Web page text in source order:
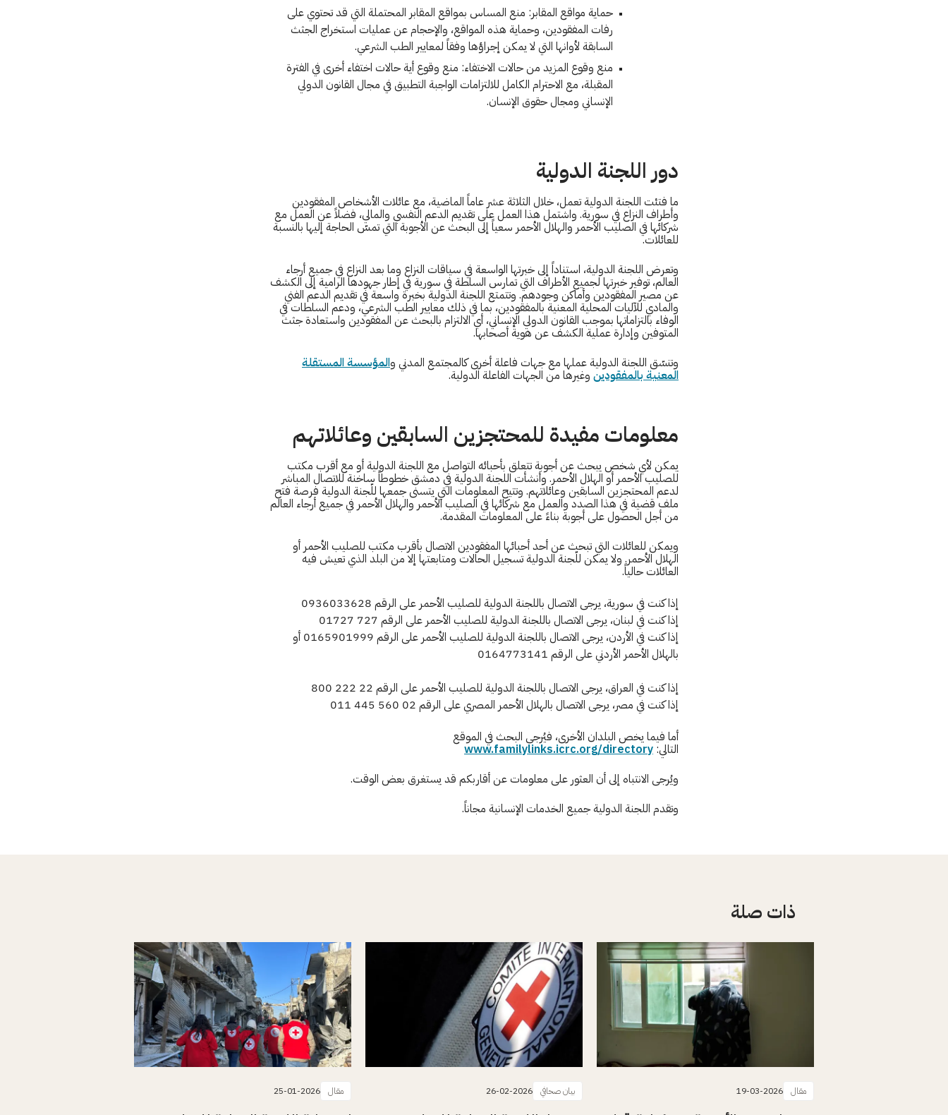
حماية مواقع المقابر: منع المساس بمواقع المقابر المحتملة التي قد تحتوي على
رفات المفقودين، وحماية هذه المواقع، والإحجام عن عمليات استخراج الجثث
السابقة لأوانها التي لا يمكن إجراؤها وفقاً لمعايير الطب الشرعي.
منع وقوع المزيد من حالات الاختفاء: منع وقوع أية حالات اختفاء أخرى في الفترة
المقبلة، مع الاحترام الكامل للالتزامات الواجبة التطبيق في مجال القانون الدولي
الإنساني ومجال حقوق الإنسان.
دور اللجنة الدولية
ما فتئت اللجنة الدولية تعمل، خلال الثلاثة عشر عاماً الماضية، مع عائلات الأشخاص المفقودين
وأطراف النزاع في سورية. واشتمل هذا العمل على تقديم الدعم النفسي والمالي، فضلاً عن العمل مع
شركائها في الصليب الأحمر والهلال الأحمر سعياً إلى البحث عن الأجوبة التي تمسّ الحاجة إليها بالنسبة
للعائلات.
وتعرض اللجنة الدولية، استناداً إلى خبرتها الواسعة في سياقات النزاع وما بعد النزاع في جميع أرجاء
العالم، توفير خبرتها لجميع الأطراف التي تمارس السلطة في سورية في إطار جهودها الرامية إلى الكشف
عن مصير المفقودين وأماكن وجودهم. وتتمتع اللجنة الدولية بخبرة واسعة في تقديم الدعم الفني
والمادي للآليات المحلية المعنية بالمفقودين، بما في ذلك معايير الطب الشرعي، ودعم السلطات في
الوفاء بالتزاماتها بموجب القانون الدولي الإنساني، أي الالتزام بالبحث عن المفقودين واستعادة جثث
المتوفين وإدارة عملية الكشف عن هوية أصحابها.
وتنسّق اللجنة الدولية عملها مع جهات فاعلة أخرى كالمجتمع المدني والمؤسسة المستقلة
المعنية بالمفقودين وغيرها من الجهات الفاعلة الدولية.
معلومات مفيدة للمحتجزين السابقين وعائلاتهم
يمكن لأي شخص يبحث عن أجوبة تتعلق بأحبائه التواصل مع اللجنة الدولية أو مع أقرب مكتب
للصليب الأحمر أو الهلال الأحمر. وأنشأت اللجنة الدولية في دمشق خطوطاً ساخنة للاتصال المباشر
لدعم المحتجزين السابقين وعائلاتهم. وتتيح المعلومات التي يتسنى جمعها للّجنة الدولية فرصة فتح
ملف قضية في هذا الصدد والعمل مع شركائها في الصليب الأحمر والهلال الأحمر في جميع أرجاء العالم
من أجل الحصول على أجوبة بناءً على المعلومات المقدمة.
ويمكن للعائلات التي تبحث عن أحد أحبائها المفقودين الاتصال بأقرب مكتب للصليب الأحمر أو
الهلال الأحمر. ولا يمكن للّجنة الدولية تسجيل الحالات ومتابعتها إلا من البلد الذي تعيش فيه
العائلات حالياً.
إذا كنت في سورية، يرجى الاتصال باللجنة الدولية للصليب الأحمر على الرقم 0936033628
إذا كنت في لبنان، يرجى الاتصال باللجنة الدولية للصليب الأحمر على الرقم 727 01727
إذا كنت في الأردن، يرجى الاتصال باللجنة الدولية للصليب الأحمر على الرقم 0165901999 أو
بالهلال الأحمر الأردني على الرقم 0164773141
إذا كنت في العراق، يرجى الاتصال باللجنة الدولية للصليب الأحمر على الرقم 22 222 800
إذا كنت في مصر، يرجى الاتصال بالهلال الأحمر المصري على الرقم 02 560 445 011
أما فيما يخص البلدان الأخرى، فيُرجى البحث في الموقع
التالي: www.familylinks.icrc.org/directory
ويُرجى الانتباه إلى أن العثور على معلومات عن أقاربكم قد يستغرق بعض الوقت.
وتقدم اللجنة الدولية جميع الخدمات الإنسانية مجاناً.
ذات صلة
مقال 19-03-2026 بيان صحافي 26-02-2026 مقال 25-01-2026